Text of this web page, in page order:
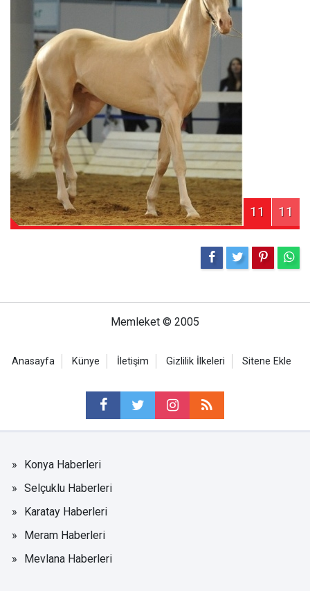
11 11
Memleket © 2005
Anasayfa Künye İletişim Gizlilik İlkeleri Sitene Ekle
Konya Haberleri
Selçuklu Haberleri
Karatay Haberleri
Meram Haberleri
Mevlana Haberleri